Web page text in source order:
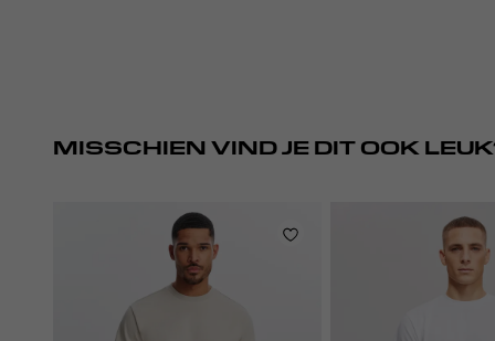
MISSCHIEN VIND JE DIT OOK